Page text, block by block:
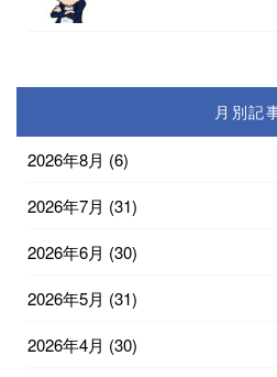
月別記
2026年8月 (6)
2026年7月 (31)
2026年6月 (30)
2026年5月 (31)
2026年4月 (30)